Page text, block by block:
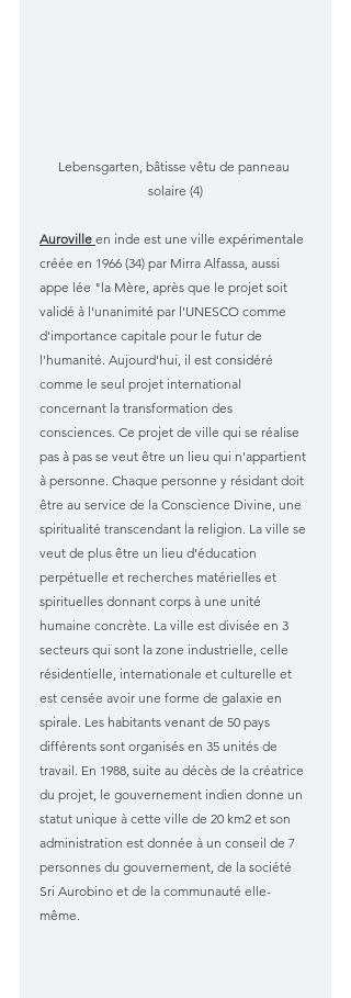
Lebensgarten, bâtisse vêtu de panneau
solaire (4)
Auroville en inde est une ville expérimentale
créée en 1966 (34) par Mirra Alfassa, aussi
appe lée "la Mère, après que le projet soit
validé à l'unanimité par l'UNESCO comme
d'importance capitale pour le futur de
l'humanité. Aujourd'hui, il est considéré
comme le seul projet international
concernant la transformation des
consciences. Ce projet de ville qui se réalise
pas à pas se veut être un lieu qui n'appartient
à personne. Chaque personne y résidant doit
être au service de la Conscience Divine, une
spiritualité transcendant la religion. La ville se
veut de plus être un lieu d'éducation
perpétuelle et recherches matérielles et
spirituelles donnant corps à une unité
humaine concrète. La ville est divisée en 3
secteurs qui sont la zone industrielle, celle
résidentielle, internationale et culturelle et
est censée avoir une forme de galaxie en
spirale. Les habitants venant de 50 pays
différents sont organisés en 35 unités de
travail. En 1988, suite au décès de la créatrice
du projet, le gouvernement indien donne un
statut unique à cette ville de 20 km2 et son
administration est donnée à un conseil de 7
personnes du gouvernement, de la société
Sri Aurobino et de la communauté elle-
même.